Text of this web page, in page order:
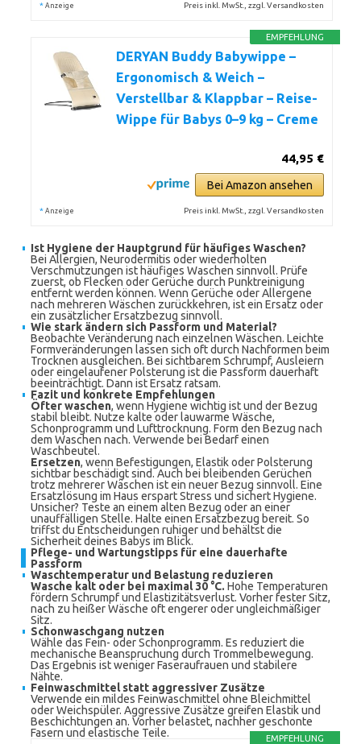
* Anzeige Preis inkl. MwSt., zzgl. Versandkosten
EMPFEHLUNG
DERYAN Buddy Babywippe –
Ergonomisch & Weich –
Verstellbar & Klappbar – Reise-
Wippe für Babys 0–9 kg – Creme
44,95 €
Bei Amazon ansehen
* Anzeige Preis inkl. MwSt., zzgl. Versandkosten
Ist Hygiene der Hauptgrund für häufiges Waschen?
Bei Allergien, Neurodermitis oder wiederholten
Verschmutzungen ist häufiges Waschen sinnvoll. Prüfe
zuerst, ob Flecken oder Gerüche durch Punktreinigung
entfernt werden können. Wenn Gerüche oder Allergene
nach mehreren Wäschen zurückkehren, ist ein Ersatz oder
ein zusätzlicher Ersatzbezug sinnvoll.
Wie stark ändern sich Passform und Material?
Beobachte Veränderung nach einzelnen Wäschen. Leichte
Formveränderungen lassen sich oft durch Nachformen beim
Trocknen ausgleichen. Bei sichtbarem Schrumpf, Ausleiern
oder eingelaufener Polsterung ist die Passform dauerhaft
beeinträchtigt. Dann ist Ersatz ratsam.
Fazit und konkrete Empfehlungen
Öfter waschen, wenn Hygiene wichtig ist und der Bezug
stabil bleibt. Nutze kalte oder lauwarme Wäsche,
Schonprogramm und Lufttrocknung. Form den Bezug nach
dem Waschen nach. Verwende bei Bedarf einen
Waschbeutel.
Ersetzen, wenn Befestigungen, Elastik oder Polsterung
sichtbar beschädigt sind. Auch bei bleibenden Gerüchen
trotz mehrerer Wäschen ist ein neuer Bezug sinnvoll. Eine
Ersatzlösung im Haus erspart Stress und sichert Hygiene.
Unsicher? Teste an einem alten Bezug oder an einer
unauffälligen Stelle. Halte einen Ersatzbezug bereit. So
triffst du Entscheidungen ruhiger und behältst die
Sicherheit deines Babys im Blick.
Pflege- und Wartungstipps für eine dauerhafte
Passform
Waschtemperatur und Belastung reduzieren
Wasche kalt oder bei maximal 30 °C. Hohe Temperaturen
fördern Schrumpf und Elastizitätsverlust. Vorher fester Sitz,
nach zu heißer Wäsche oft engerer oder ungleichmäßiger
Sitz.
Schonwaschgang nutzen
Wähle das Fein- oder Schonprogramm. Es reduziert die
mechanische Beanspruchung durch Trommelbewegung.
Das Ergebnis ist weniger Faseraufrauen und stabilere
Nähte.
Feinwaschmittel statt aggressiver Zusätze
Verwende ein mildes Feinwaschmittel ohne Bleichmittel
oder Weichspüler. Aggressive Zusätze greifen Elastik und
Beschichtungen an. Vorher belastet, nachher geschonte
Fasern und elastische Teile.
EMPFEHLUNG